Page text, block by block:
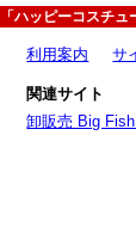
「ハッピーコスチ
利用案内 サ
関連サイト
卸販売 Big